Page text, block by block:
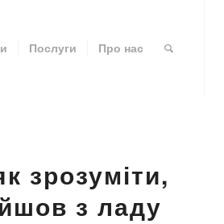
Послуги Про нас
зрозуміти,
з ладу